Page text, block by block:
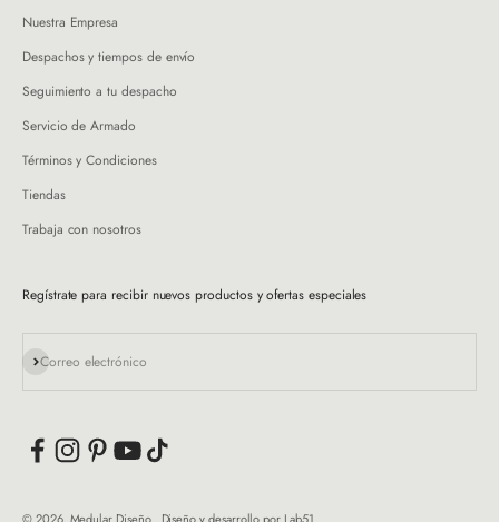
Nuestra Empresa
Despachos y tiempos de envío
Seguimiento a tu despacho
Servicio de Armado
Términos y Condiciones
Tiendas
Trabaja con nosotros
Regístrate para recibir nuevos productos y ofertas especiales
Correo electrónico
Suscribirse